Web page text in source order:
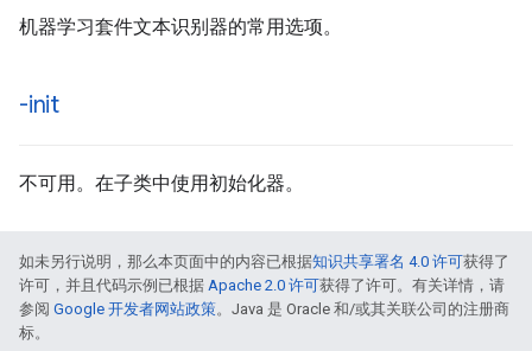
机器学习套件文本识别器的常用选项。
-init
不可用。在子类中使用初始化器。
如未另行说明，那么本页面中的内容已根据知识共享署名 4.0 许可获得了
许可，并且代码示例已根据 Apache 2.0 许可获得了许可。有关详情，请
参阅 Google 开发者网站政策。Java 是 Oracle 和/或其关联公司的注册商
标。